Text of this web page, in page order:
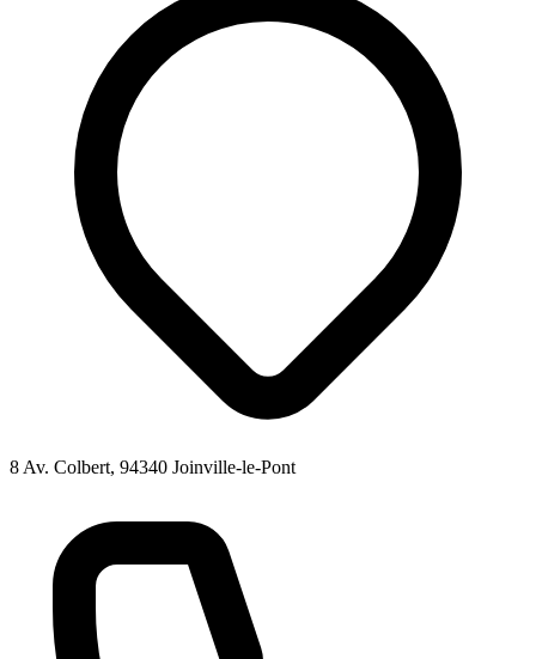
8 Av. Colbert, 94340 Joinville-le-Pont